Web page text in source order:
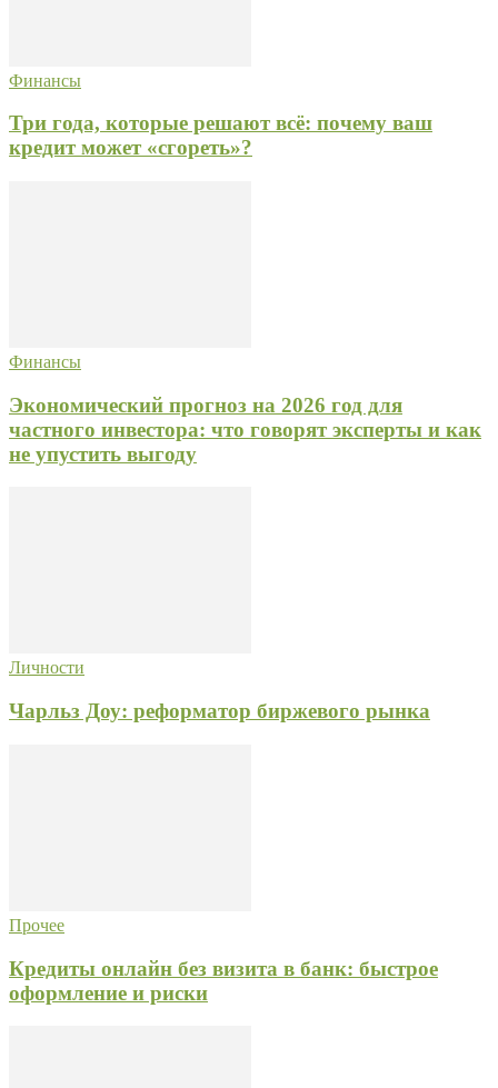
Финансы
Три года, которые решают всё: почему ваш
кредит может «сгореть»?
Финансы
Экономический прогноз на 2026 год для
частного инвестора: что говорят эксперты и как
не упустить выгоду
Личности
Чарльз Доу: реформатор биржевого рынка
Прочее
Кредиты онлайн без визита в банк: быстрое
оформление и риски